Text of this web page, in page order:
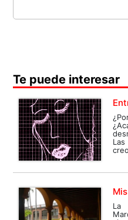
Te puede interesar
La